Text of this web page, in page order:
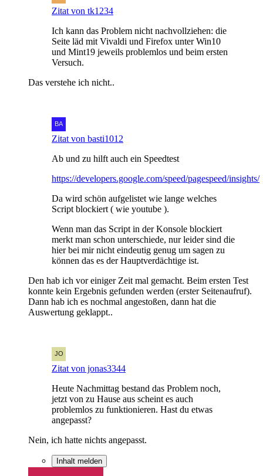
Zitat von tk1234
Ich kann das Problem nicht nachvollziehen: die
Seite läd mit Vivaldi und Firefox unter Win10
und Mint19 jeweils problemlos und beim ersten
Versuch.
Das verstehe ich nicht..
Zitat von basti1012
Ab und zu hilft auch ein Speedtest
https://developers.google.com/speed/pagespeed/insights/
Da wird schön aufgelistet wie lange welches
Script blockiert ( wie youtube ).
Wenn man das Script in der Konsole blockiert
merkt man schon unterschiede, nur leider sind die
hier bei mir nicht eindeutig genug um sagen zu
können das es der Hauptverdächtige ist.
Den hab ich vor einiger Zeit mal gemacht. Beim ersten Test
konnte kein Ergebnis gefunden werden (erster Seitenaufruf).
Dann hab ich es nochmal angestoßen, dann hat die
Auswertung geklappt..
Zitat von jonas3344
Heute Nachmittag bestand das Problem noch,
jetzt von zu Hause aus scheint es auch
problemlos zu funktionieren. Hast du etwas
angepasst?
Nein, ich hatte nichts angepasst.
Inhalt melden